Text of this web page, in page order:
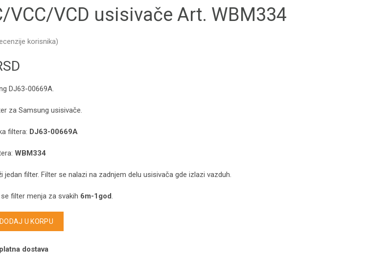
VCC/VCD usisivače Art. WBM334
korisnika)
DJ63-00669A.
za Samsung usisivače.
filtera: DJ63-00669A
WBM334
jedan filter. Filter se nalazi na zadnjem delu usisivača gde izlazi vazduh.
filter menja za svakih 6m-1god.
DODAJ U KORPU
dostava